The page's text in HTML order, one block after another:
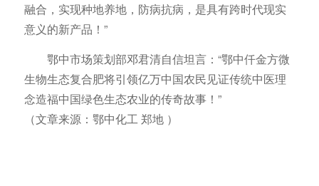
融合，实现种地养地，防病抗病，是具有跨时代现实
意义的新产品！”
鄂中市场策划部邓君清自信坦言：“鄂中仟金方微
生物生态复合肥将引领亿万中国农民见证传统中医理
念造福中国绿色生态农业的传奇故事！”
（文章来源：鄂中化工 郑地 ）